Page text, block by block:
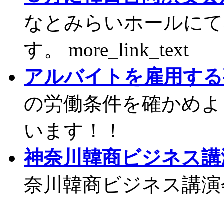
なとみらいホールに
す。 more_link_text
アルバイトを雇用す
の労働条件を確かめ
います！！
神奈川韓商ビジネス
奈川韓商ビジネス講